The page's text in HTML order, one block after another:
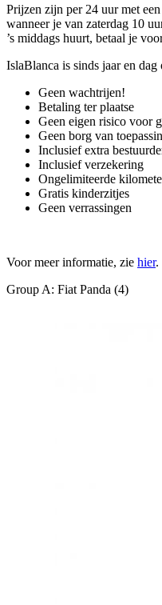
Prijzen zijn per 24 uur met
wanneer je van zaterdag 10
’s middags huurt, betaal je
IslaBlanca is sinds jaar en
Geen wachtrijen!
Betaling ter plaatse
Geen eigen risico voor
Geen borg van
Inclusief extra
Inclusief verzekering
Ongelimiteerde
Gratis kinderzitjes
Geen verrassingen
Voor meer informatie, zie hier.
Group A: Fiat Panda (4)